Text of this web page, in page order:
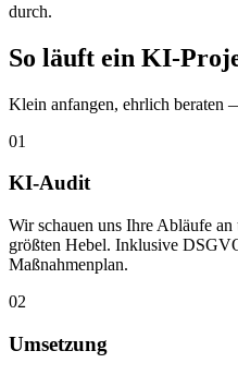
durch.
So läuft ein KI-
Klein anfangen, ehrlich beraten
01
KI-Audit
Wir schauen uns Ihre Abläufe
größten Hebel. Inklusive
Maßnahmenplan.
02
Umsetzung